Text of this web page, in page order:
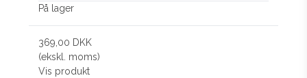
På lager
369,00 DKK
(ekskl. moms)
Vis produkt